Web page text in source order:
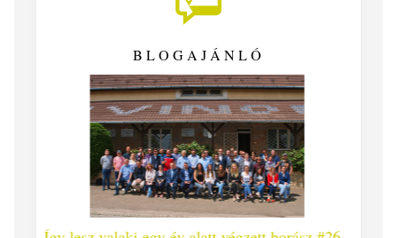
BLOGAJÁNLÓ